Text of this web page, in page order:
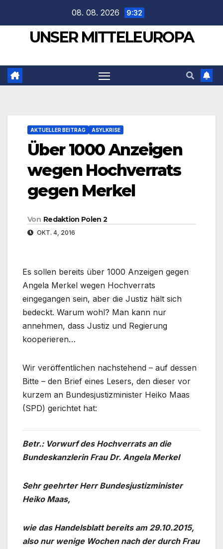
springen
08. 08. 2026 9:32
UNSER MITTELEUROPA
AKTUELLER BEITRAG ASYLKRISE
Über 1000 Anzeigen
wegen Hochverrats
gegen Merkel
Von Redaktion Polen 2
OKT. 4, 2016
Es sollen bereits über 1000 Anzeigen gegen
Angela Merkel wegen Hochverrats
eingegangen sein, aber die Justiz hält sich
bedeckt. Warum wohl? Man kann nur
annehmen, dass Justiz und Regierung
kooperieren…
Wir veröffentlichen nachstehend – auf dessen
Bitte – den Brief eines Lesers, den dieser vor
kurzem an Bundesjustizminister Heiko Maas
(SPD) gerichtet hat:
Betr.: Vorwurf des Hochverrats an die
Bundeskanzlerin Frau Dr. Angela Merkel
Sehr geehrter Herr Bundesjustizminister
Heiko Maas,
wie das Handelsblatt bereits am 29.10.2015,
also nur wenige Wochen nach der durch Frau